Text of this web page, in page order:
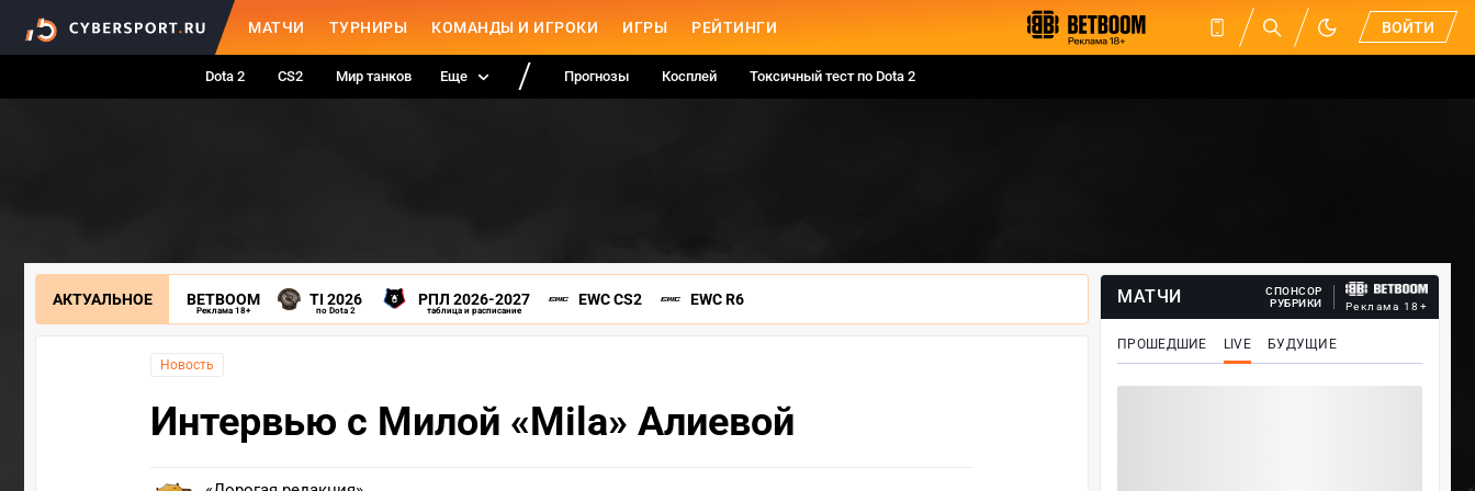
МАТЧИ ТУРНИРЫ КОМАНДЫ И ИГРОКИ ИГРЫ РЕЙТИНГИ ВОЙТИ
Dota 2 CS2 Мир танков Еще Прогнозы Косплей Токсичный тест по Dota 2
АКТУАЛЬНОЕ BETBOOM
Реклама 18+
TI 2026
по Dota 2
РПЛ 2026-2027
таблица и расписание
EWC CS2 EWC R6
Новость
Интервью с Милой «Mila» Алиевой
МАТЧИ
СПОНСОР
РУБРИКИ
Реклама 18+
ПРОШЕДШИЕ LIVE БУДУЩИЕ